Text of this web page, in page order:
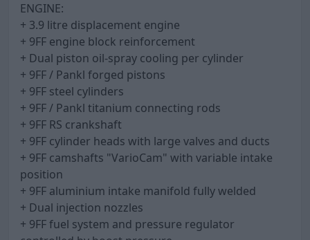
ENGINE:
+ 3.9 litre displacement engine
+ 9FF engine block reinforcement
+ Dual piston oil-spray cooling per cylinder
+ 9FF / Pankl forged pistons
+ 9FF steel cylinders
+ 9FF / Pankl titanium connecting rods
+ 9FF RS crankshaft
+ 9FF cylinder heads with large valves and ducts
+ 9FF camshafts "VarioCam" with variable intake
position
+ 9FF aluminium intake manifold fully welded
+ Dual injection nozzles
+ 9FF fuel system and pressure regulator